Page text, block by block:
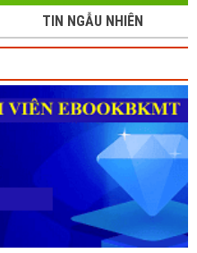
TIN NGẪU NHIÊN